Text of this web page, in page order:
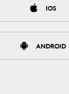
IOS
ANDROID